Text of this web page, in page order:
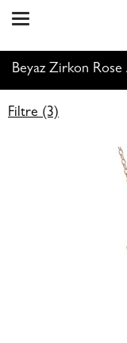
Beyaz Zirkon
Filtre (3)